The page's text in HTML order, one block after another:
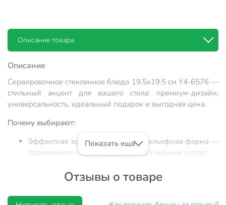
Описание товара
Описание
Сервировочное стеклянное блюдо 19.5х19.5 см Y4-6576 —
стильный акцент для вашего стола: премиум-дизайн,
универсальность, идеальный подарок и выгодная цена.
Почему выбирают:
Эффектная золотая окантовка и рельефная форма —
подчеркните стиль сервировки без лишних затрат
устойчивое к царапинам и перепадам температур
Универсально: подходит для дома, дачи,
Показать ещё
Отзывы о товаре